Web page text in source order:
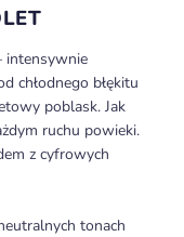
intensywnie
chłodnego błękitu
poblask. Jak
ruchu powieki.
z cyfrowych
tonach